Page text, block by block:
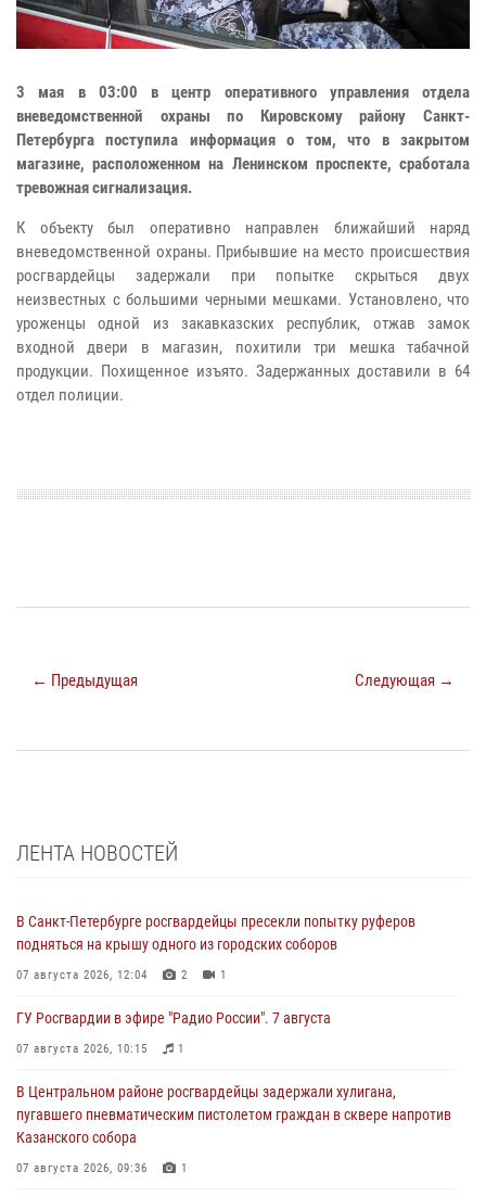
3 мая в 03:00 в центр оперативного управления отдела
вневедомственной охраны по Кировскому району Санкт-
Петербурга поступила информация о том, что в закрытом
магазине, расположенном на Ленинском проспекте, сработала
тревожная сигнализация.
К объекту был оперативно направлен ближайший наряд
вневедомственной охраны. Прибывшие на место происшествия
росгвардейцы задержали при попытке скрыться двух
неизвестных с большими черными мешками. Установлено, что
уроженцы одной из закавказских республик, отжав замок
входной двери в магазин, похитили три мешка табачной
продукции. Похищенное изъято. Задержанных доставили в 64
отдел полиции.
← Предыдущая Следующая →
ЛЕНТА НОВОСТЕЙ
В Санкт-Петербурге росгвардейцы пресекли попытку руферов
подняться на крышу одного из городских соборов
07 августа 2026, 12:04 2 1
ГУ Росгвардии в эфире "Радио России". 7 августа
07 августа 2026, 10:15 1
В Центральном районе росгвардейцы задержали хулигана,
пугавшего пневматическим пистолетом граждан в сквере напротив
Казанского собора
07 августа 2026, 09:36 1